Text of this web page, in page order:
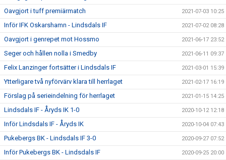
Oavgjort i tuff premiärmatch 2021-07-03 10:25
Inför IFK Oskarshamn - Lindsdals IF 2021-07-02 08:28
Oavgjort i genrepet mot Hossmo 2021-06-17 23:52
Seger och hållen nolla i Smedby 2021-06-11 09:37
Felix Lanzinger fortsätter i Lindsdals IF 2021-03-01 15:39
Ytterligare två nyförvärv klara till herrlaget 2021-02-17 16:19
Förslag på serieindelning för herrlaget 2021-01-15 14:25
Lindsdals IF - Åryds IK 1-0 2020-10-12 12:18
Inför Lindsdals IF - Åryds IK 2020-10-04 07:43
Pukebergs BK - Lindsdals IF 3-0 2020-09-27 07:52
Inför Pukebergs BK - Lindsdals IF 2020-09-25 20:00